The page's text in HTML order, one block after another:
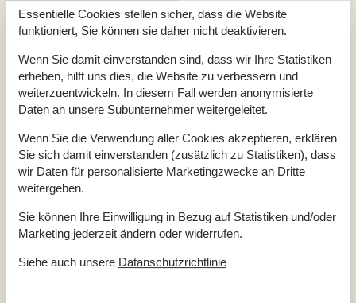
Draußen
Dünengrundstück 1275 m²
Gartenmöbel
Grill
Kostenloser Parkplatz auf dem Gelände 2
Drinnen
Teilweise Fußbodenheizung
Elektrogeräte
1 DVD
1 Fernseher
Flachbildfernseher
Internet (drahtlos)
Stereoanlage und CD
In der Nähe
Essentielle Cookies stellen sicher, dass die Website
funktioniert, Sie können sie daher nicht deaktivieren.
Wenn Sie damit einverstanden sind, dass wir Ihre Statistiken
erheben, hilft uns dies, die Website zu verbessern und
weiterzuentwickeln. In diesem Fall werden anonymisierte
Daten an unsere Subunternehmer weitergeleitet.
Wenn Sie die Verwendung aller Cookies akzeptieren, erklären
Sie sich damit einverstanden (zusätzlich zu Statistiken), dass
wir Daten für personalisierte Marketingzwecke an Dritte
weitergeben.
Sie können Ihre Einwilligung in Bezug auf Statistiken und/oder
Marketing jederzeit ändern oder widerrufen.
Siehe auch unsere Datanschutzrichtlinie